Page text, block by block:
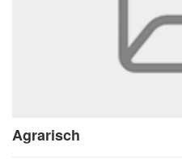
Agrarisch